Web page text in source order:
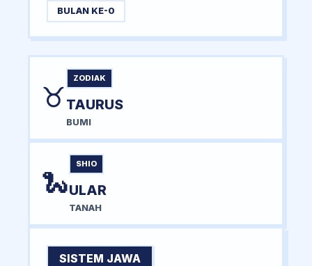
BULAN KE-0
♉
ZODIAK
TAURUS
BUMI
🐍
SHIO
ULAR
TANAH
SISTEM JAWA